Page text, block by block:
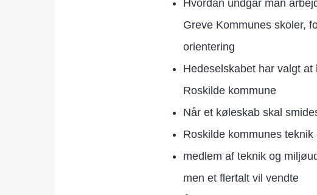
Hvordan undgår man
Greve Kommunes skoler,
orientering
Hedeselskabet har valgt
Roskilde kommune
Når et køleskab skal
Roskilde kommunes
medlem af teknik og
men et flertalt vil vendte